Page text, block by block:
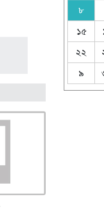
৮
১৫
২২
৯